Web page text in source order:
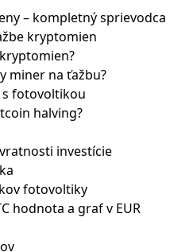
– kompletný sprievodca
kryptomien
miner na ťažbu?
fotovoltikou
halving?
investície
fotovoltiky
hodnota a graf v EUR